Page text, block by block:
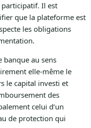
participatif. Il est
que la plateforme est
les obligations
banque au sens
elle-même le
le capital investi et
des
celui d’un
de protection qui